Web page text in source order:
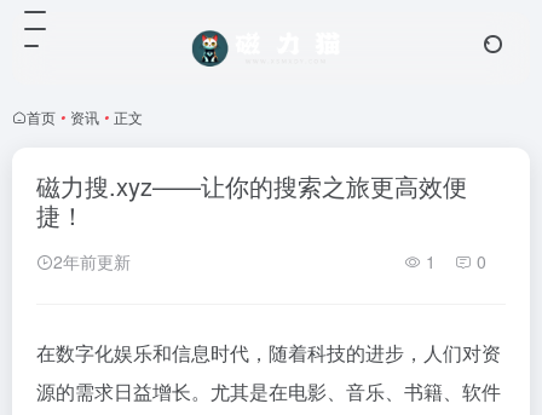
首页 • 资讯 • 正文
磁力搜.xyz——让你的搜索之旅更高效便
捷！
2年前更新 1 0
在数字化娱乐和信息时代，随着科技的进步，人们对资
源的需求日益增长。尤其是在电影、音乐、书籍、软件